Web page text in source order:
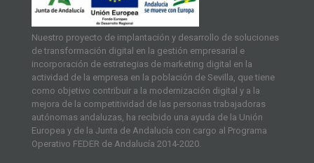
Nuestro proyecto de implantación y desarrollo de soluciones
de transformación digital en la gestión empresarial e
incorporación de estrategias de marketing digital en la
actividad de la empresa en la población de Sevilla, que tiene
como objetivo contribuir a la modernización digital y a la
mejora de la competitividad de las personas trabajadoras
autónomas andaluzas, ha recibido una ayuda de la Unión
Europea y de la Junta de Andalucía con cargo al Programa
Operativo FEDER de Andalucía 2014-2020.